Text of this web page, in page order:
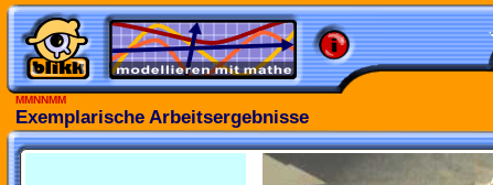
MMNNMM
Exemplarische Arbeitsergebnisse